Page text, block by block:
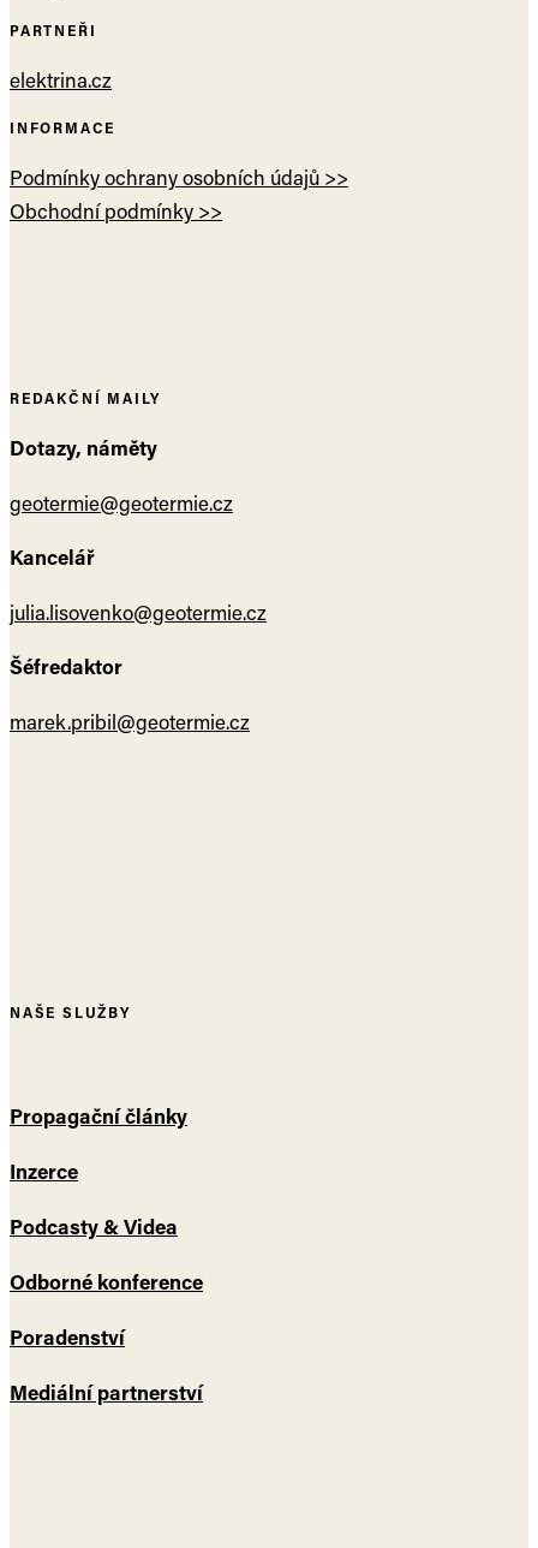
PARTNEŘI
elektrina.cz
INFORMACE
Podmínky ochrany osobních údajů >>
Obchodní podmínky >>
REDAKČNÍ MAILY
Dotazy, náměty
geotermie@geotermie.cz
Kancelář
julia.lisovenko@geotermie.cz
Šéfredaktor
marek.pribil@geotermie.cz
NAŠE SLUŽBY
Propagační články
Inzerce
Podcasty & Videa
Odborné konference
Poradenství
Mediální partnerství